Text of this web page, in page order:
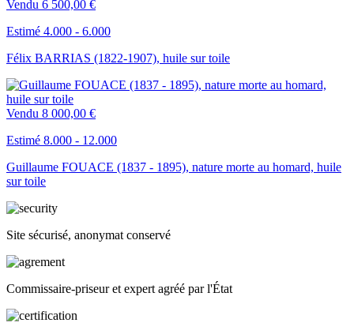
Vendu 6 500,00 €
Estimé 4.000 - 6.000
Félix BARRIAS (1822-1907), huile sur toile
Vendu 8 000,00 €
Estimé 8.000 - 12.000
Guillaume FOUACE (1837 - 1895), nature morte au homard, huile
sur toile
Site sécurisé, anonymat conservé
Commissaire-priseur et expert agréé par l'État